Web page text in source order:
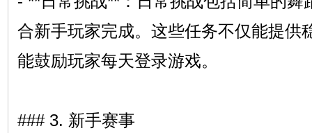
合新手玩家完成。这些任务不仅能提供
能鼓励玩家每天登录游戏。
### 3. 新手赛事